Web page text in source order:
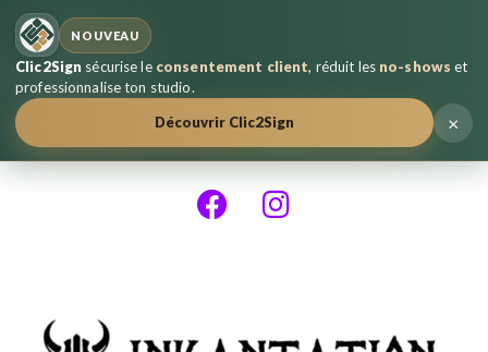
NOUVEAU
Clic2Sign sécurise le consentement client, réduit les no-shows et
professionnalise ton studio.
Découvrir Clic2Sign
×